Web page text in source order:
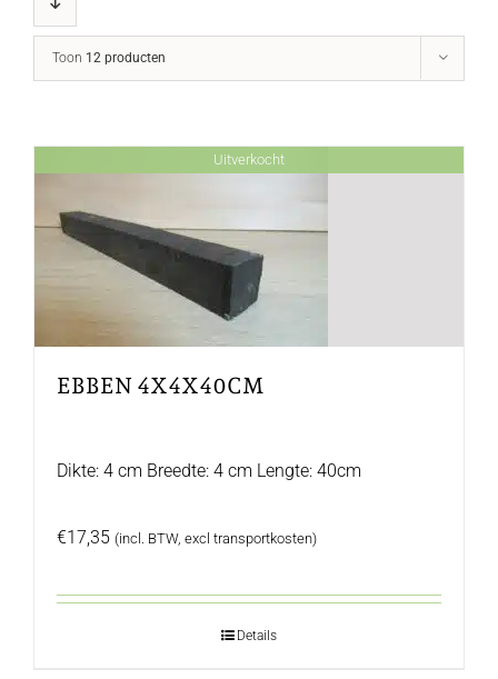
Toon 12 producten
Uitverkocht
EBBEN 4X4X40CM
Dikte: 4 cm Breedte: 4 cm Lengte: 40cm
€17,35 (incl. BTW, excl transportkosten)
Details